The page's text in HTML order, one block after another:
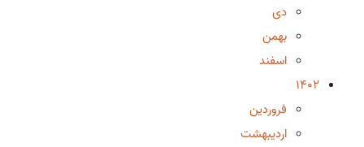
دی
بهمن
اسفند
1402
فروردین
اردیبهشت